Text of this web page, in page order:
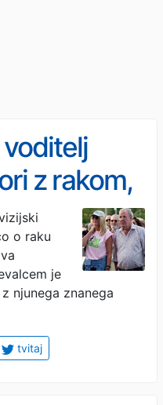
voditelj
z rakom,
njegova
o raku
je
njunega znanega
tvitaj